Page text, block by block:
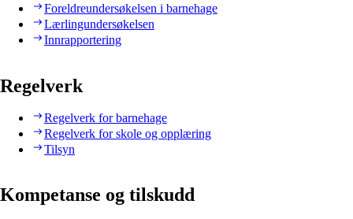
Foreldreundersøkelsen i barnehage
Lærlingundersøkelsen
Innrapportering
Regelverk
Regelverk for barnehage
Regelverk for skole og opplæring
Tilsyn
Kompetanse og tilskudd